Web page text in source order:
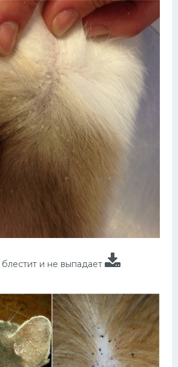
и не выпадает